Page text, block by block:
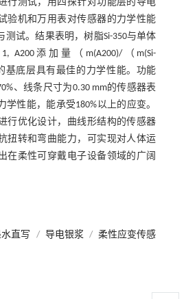
行测试，用四探针对功能层的导电
验机和万用表对传感器的力学性能
测试。结果表明，树脂Si-350与单体
A200添加量（m(A200)/（m(Si-
基底层具有最佳的力学性能。功能
、线条尺寸为0.30 mm的传感器表
性能，能承受180%以上的应变。
行优化设计，曲线形结构的传感器
扭转和弯曲能力，可实现对人体运
在柔性可穿戴电子设备领域的广阔
直写 / 导电银浆 / 柔性应变传感